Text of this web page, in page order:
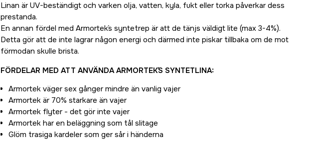
Linan är UV-beständigt och varken olja, vatten, kyla, fukt eller torka påverkar dess
prestanda.
En annan fördel med Armortek´s syntetrep är att de tänjs väldigt lite (max 3-4%).
Detta gör att de inte lagrar någon energi och därmed inte piskar tillbaka om de mot
förmodan skulle brista.
FÖRDELAR MED ATT ANVÄNDA ARMORTEK´S SYNTETLINA:
Armortek väger sex gånger mindre än vanlig vajer
Armortek är 70% starkare än vajer
Armortek flyter - det gör inte vajer
Armortek har en beläggning som tål slitage
Glöm trasiga kardeler som ger sår i händerna